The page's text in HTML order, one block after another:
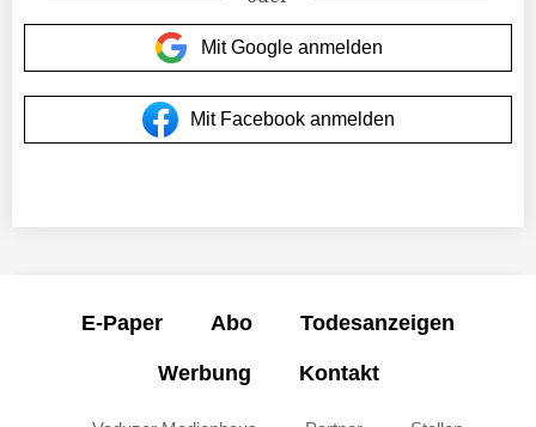
Mit Google anmelden
Mit Facebook anmelden
E-Paper Abo Todesanzeigen
Werbung Kontakt